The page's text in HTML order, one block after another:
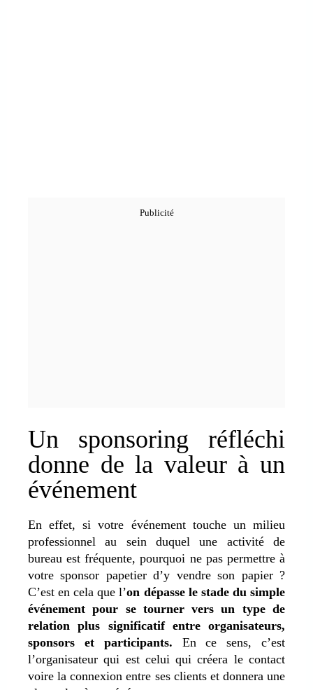
Un sponsoring réfléchi
donne de la valeur à un
événement
En effet, si votre événement touche un milieu
professionnel au sein duquel une activité de
bureau est fréquente, pourquoi ne pas permettre à
votre sponsor papetier d’y vendre son papier ?
C’est en cela que l’on dépasse le stade du simple
événement pour se tourner vers un type de
relation plus significatif entre organisateurs,
sponsors et participants. En ce sens, c’est
l’organisateur qui est celui qui créera le contact
voire la connexion entre ses clients et donnera une